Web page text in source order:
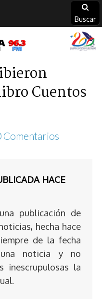
Buscar
Cuentos
Comentarios
HACE
publicación de
hecha hace
de la fecha
noticia y no
inescrupulosas la